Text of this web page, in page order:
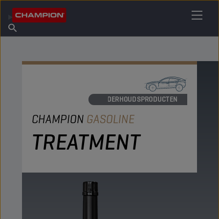
Over Champion
Vind een verkooppunt
ONDERHOUDSPRODUCTEN
CHAMPION GASOLINE
TREATMENT